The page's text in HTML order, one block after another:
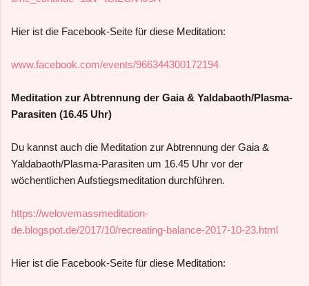
Hier ist die Facebook-Seite für diese Meditation:
www.facebook.com/events/966344300172194
Meditation zur Abtrennung der Gaia & Yaldabaoth/Plasma-
Parasiten (16.45 Uhr)
Du kannst auch die Meditation zur Abtrennung der Gaia &
Yaldabaoth/Plasma-Parasiten um 16.45 Uhr vor der
wöchentlichen Aufstiegsmeditation durchführen.
https://welovemassmeditation-
de.blogspot.de/2017/10/recreating-balance-2017-10-23.html
Hier ist die Facebook-Seite für diese Meditation: